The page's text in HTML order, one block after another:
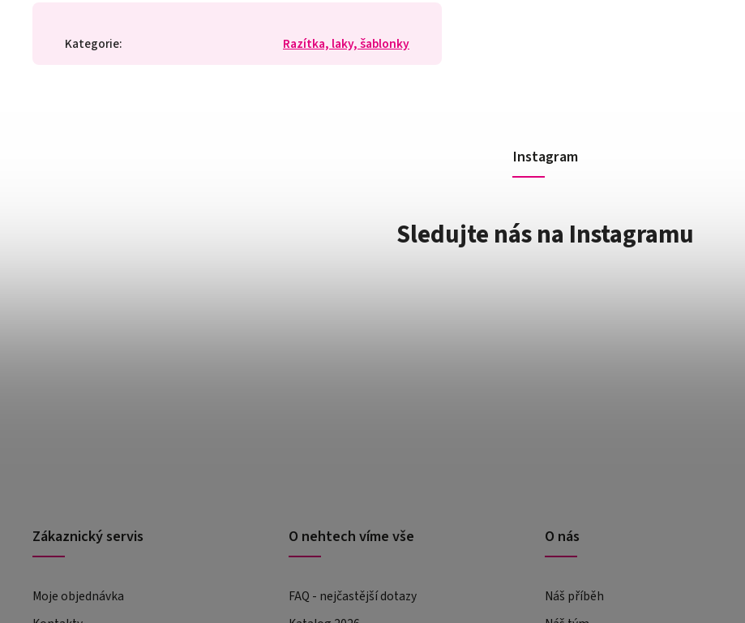
Kategorie: Razítka, laky, šablonky
Instagram
Sledujte nás na Instagramu
Zákaznický servis
Moje objednávka
O nehtech víme vše
FAQ - nejčastější dotazy
O nás
Náš příběh